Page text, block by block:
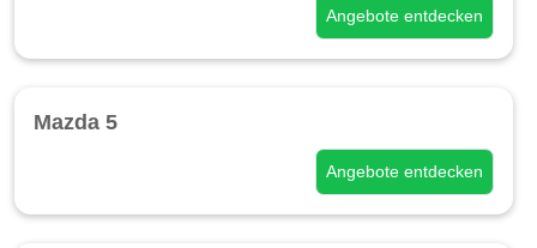
Angebote entdecken
Mazda 5
Angebote entdecken